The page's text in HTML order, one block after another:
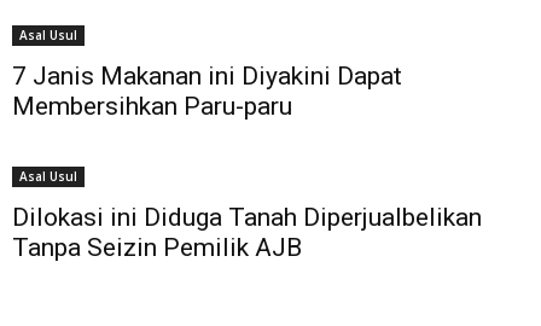
Asal Usul
7 Janis Makanan ini Diyakini Dapat
Membersihkan Paru-paru
Asal Usul
Dilokasi ini Diduga Tanah Diperjualbelikan
Tanpa Seizin Pemilik AJB